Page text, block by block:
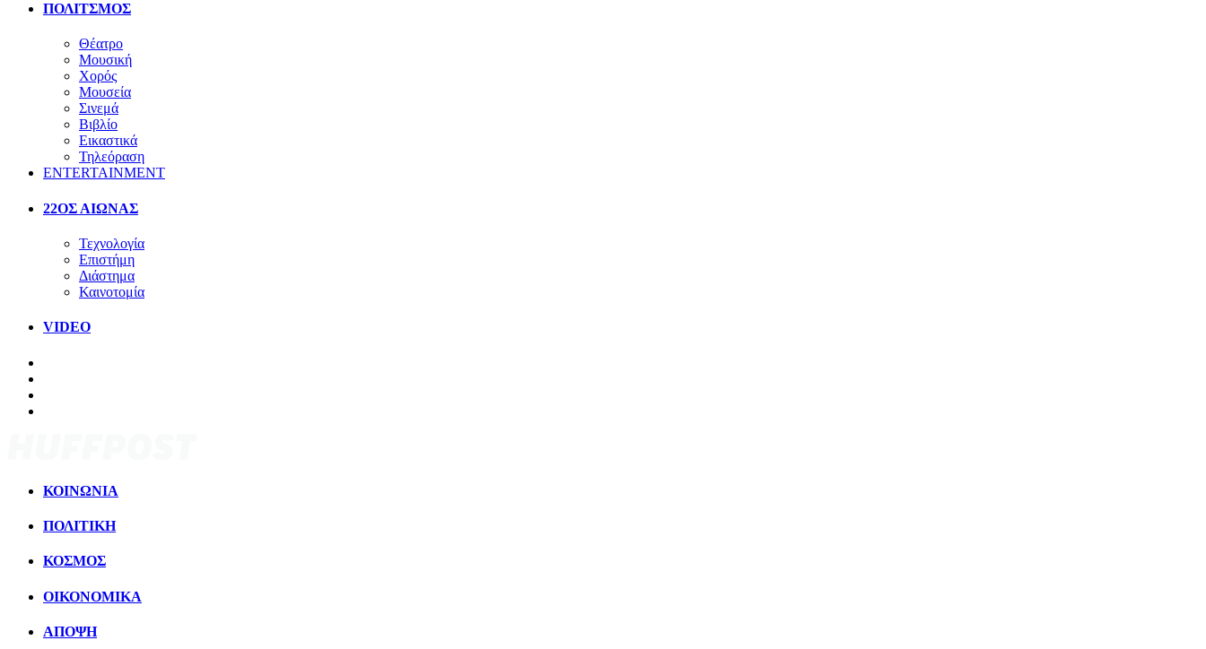
ΠΟΛΙΤΣΜΟΣ
Θέατρο
Μουσική
Χορός
Μουσεία
Σινεμά
Βιβλίο
Εικαστικά
Τηλεόραση
ENTERTAINMENT
22ΟΣ ΑΙΩΝΑΣ
Τεχνολογία
Επιστήμη
Διάστημα
Καινοτομία
VIDEO
ΚΟΙΝΩΝΙΑ
ΠΟΛΙΤΙΚΗ
ΚΟΣΜΟΣ
ΟΙΚΟΝΟΜΙΚΑ
ΑΠΟΨΗ